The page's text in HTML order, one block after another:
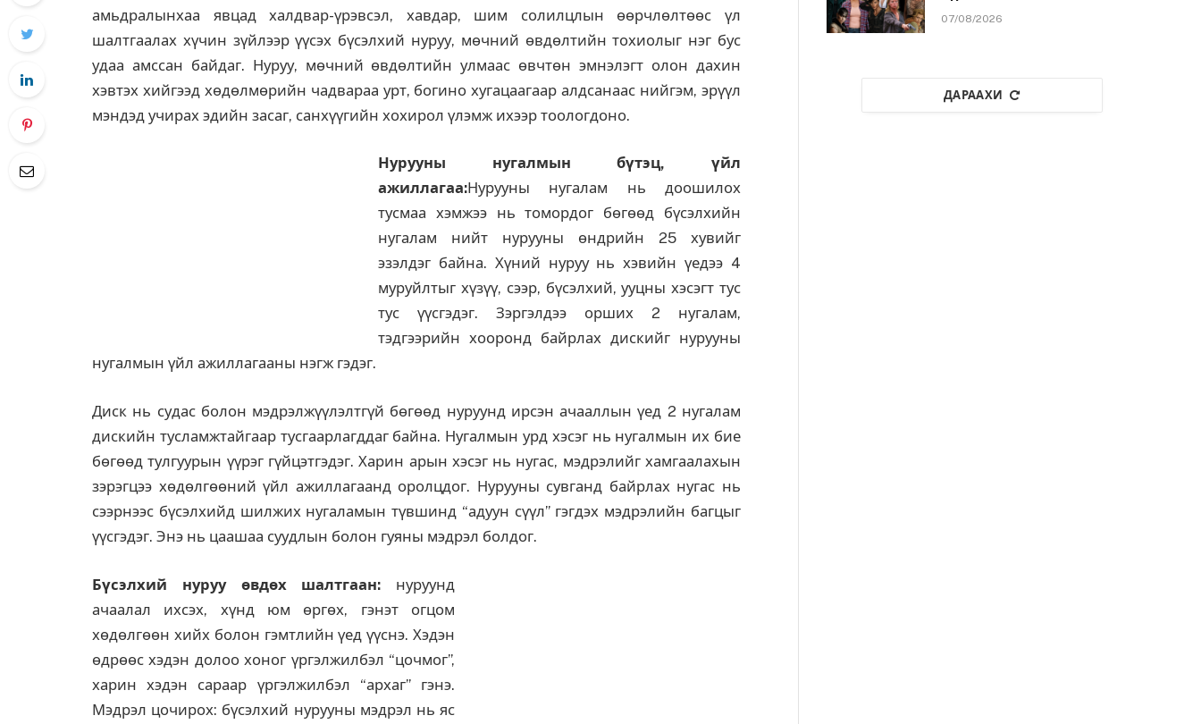
амьдралынхаа явцад халдвар-үрэвсэл, хавдар, шим солилцлын өөрчлөлтөөс үл
шалтгаалах хүчин зүйлээр үүсэх бүсэлхий нуруу, мөчний өвдөлтийн тохиолыг нэг бус
удаа амссан байдаг. Нуруу, мөчний өвдөлтийн улмаас өвчтөн эмнэлэгт олон дахин
хэвтэх хийгээд хөдөлмөрийн чадвараа урт, богино хугацаагаар алдсанаас нийгэм, эрүүл
мэндэд учирах эдийн засаг, санхүүгийн хохирол үлэмж ихээр тоологдоно.
Нурууны нугалмын бүтэц, үйл
ажиллагаа:Нурууны нугалам нь доошилох
тусмаа хэмжээ нь томордог бөгөөд бүсэлхийн
нугалам нийт нурууны өндрийн 25 хувийг
эзэлдэг байна. Хүний нуруу нь хэвийн үедээ 4
муруйлтыг хүзүү, сээр, бүсэлхий, ууцны хэсэгт тус
тус үүсгэдэг. Зэргэлдээ орших 2 нугалам,
тэдгээрийн хооронд байрлах дискийг нурууны
нугалмын үйл ажиллагааны нэгж гэдэг.
Диск нь судас болон мэдрэлжүүлэлтгүй бөгөөд нуруунд ирсэн ачааллын үед 2 нугалам
дискийн тусламжтайгаар тусгаарлагддаг байна. Нугалмын урд хэсэг нь нугалмын их бие
бөгөөд тулгуурын үүрэг гүйцэтгэдэг. Харин арын хэсэг нь нугас, мэдрэлийг хамгаалахын
зэрэгцээ хөдөлгөөний үйл ажиллагаанд оролцдог. Нурууны сувганд байрлах нугас нь
сээрнээс бүсэлхийд шилжих нугаламын түвшинд “адуун сүүл” гэгдэх мэдрэлийн багцыг
үүсгэдэг. Энэ нь цаашаа суудлын болон гуяны мэдрэл болдог.
Бүсэлхий нуруу өвдөх шалтгаан: нуруунд
ачаалал ихсэх, хүнд юм өргөх, гэнэт огцом
хөдөлгөөн хийх болон гэмтлийн үед үүснэ. Хэдэн
өдрөөс хэдэн долоо хоног үргэлжилбэл “цочмог”,
харин хэдэн сараар үргэлжилбэл “архаг” гэнэ.
Мэдрэл цочирох: бүсэлхий нурууны мэдрэл нь яс
07/08/2026
ДАРААХИ